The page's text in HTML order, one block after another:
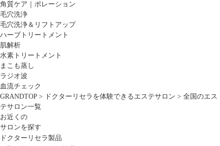
角質ケア｜ポレーション
毛穴洗浄
毛穴洗浄＆リフトアップ
ハーブトリートメント
肌解析
水素トリートメント
まこも蒸し
ラジオ波
血流チェック
GRANDTOP> ドクターリセラを体験できるエステサロン > 全国のエス
テサロン一覧
お近くの
サロンを探す
ドクターリセラ製品